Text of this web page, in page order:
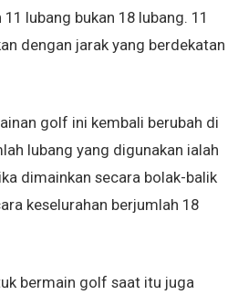
lubang bukan 18 lubang. 11
dengan jarak yang berdekatan
golf ini kembali berubah di
lubang yang digunakan ialah
dimainkan secara bolak-balik
keselurahan berjumlah 18
bermain golf saat itu juga